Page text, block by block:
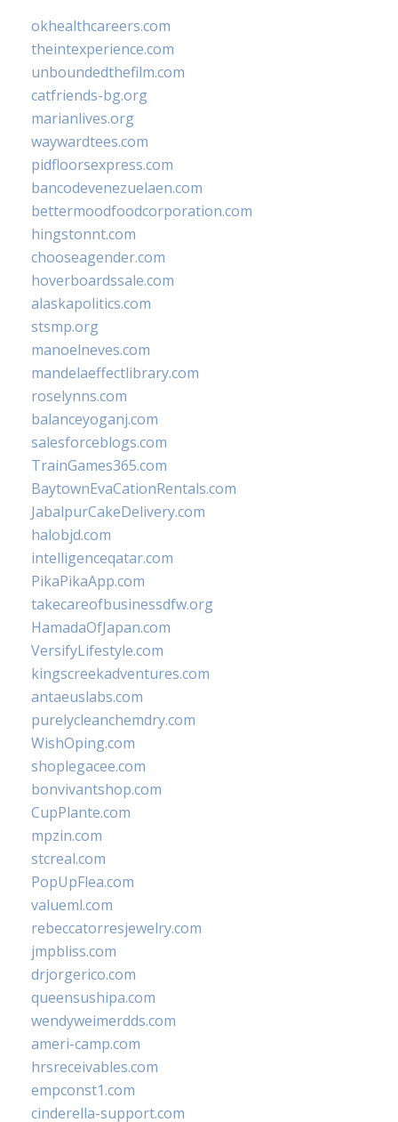
okhealthcareers.com
theintexperience.com
unboundedthefilm.com
catfriends-bg.org
marianlives.org
waywardtees.com
pidfloorsexpress.com
bancodevenezuelaen.com
bettermoodfoodcorporation.com
hingstonnt.com
chooseagender.com
hoverboardssale.com
alaskapolitics.com
stsmp.org
manoelneves.com
mandelaeffectlibrary.com
roselynns.com
balanceyoganj.com
salesforceblogs.com
TrainGames365.com
BaytownEvaCationRentals.com
JabalpurCakeDelivery.com
halobjd.com
intelligenceqatar.com
PikaPikaApp.com
takecareofbusinessdfw.org
HamadaOfJapan.com
VersifyLifestyle.com
kingscreekadventures.com
antaeuslabs.com
purelycleanchemdry.com
WishOping.com
shoplegacee.com
bonvivantshop.com
CupPlante.com
mpzin.com
stcreal.com
PopUpFlea.com
valueml.com
rebeccatorresjewelry.com
jmpbliss.com
drjorgerico.com
queensushipa.com
wendyweimerdds.com
ameri-camp.com
hrsreceivables.com
empconst1.com
cinderella-support.com